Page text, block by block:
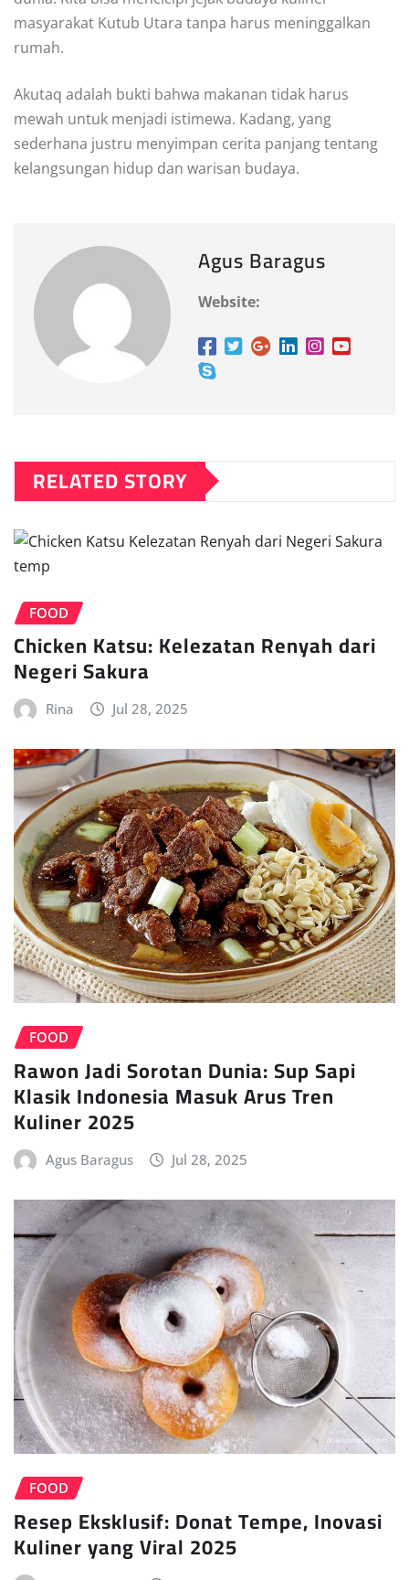
masyarakat Kutub Utara tanpa harus meninggalkan
rumah.
Akutaq adalah bukti bahwa makanan tidak harus
mewah untuk menjadi istimewa. Kadang, yang
sederhana justru menyimpan cerita panjang tentang
kelangsungan hidup dan warisan budaya.
Agus Baragus
Website:
RELATED STORY
FOOD
Chicken Katsu: Kelezatan Renyah dari
Negeri Sakura
Rina Jul 28, 2025
FOOD
Rawon Jadi Sorotan Dunia: Sup Sapi
Klasik Indonesia Masuk Arus Tren
Kuliner 2025
Agus Baragus Jul 28, 2025
FOOD
Resep Eksklusif: Donat Tempe, Inovasi
Kuliner yang Viral 2025